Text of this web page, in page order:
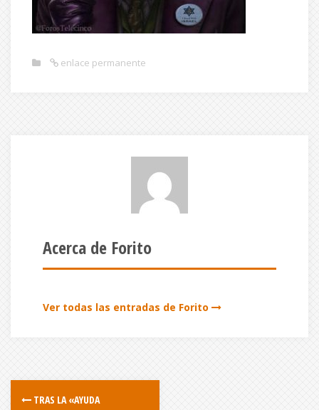
enlace permanente
Acerca de Forito
Ver todas las entradas de Forito
TRAS LA «AYUDA